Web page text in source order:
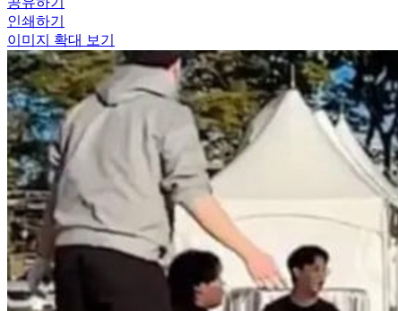
인쇄하기
이미지 확대 보기